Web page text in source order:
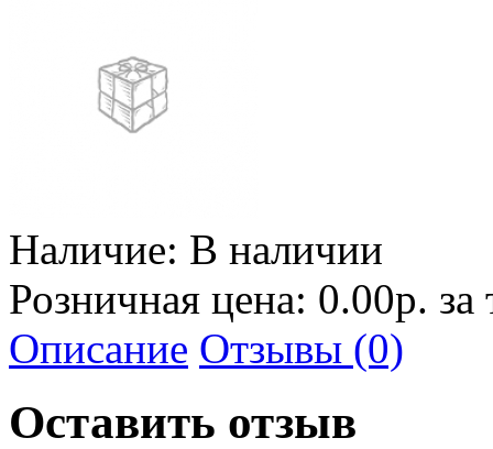
Наличие: В наличии
Розничная цена: 0.00р.
Описание Отзывы (0)
Оставить отзыв